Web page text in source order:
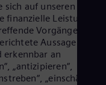
sich auf unseren
Leistungen
Vorgänge oder
Aussagen
erkennbar an
„antizipieren“,
„einschätzen“,